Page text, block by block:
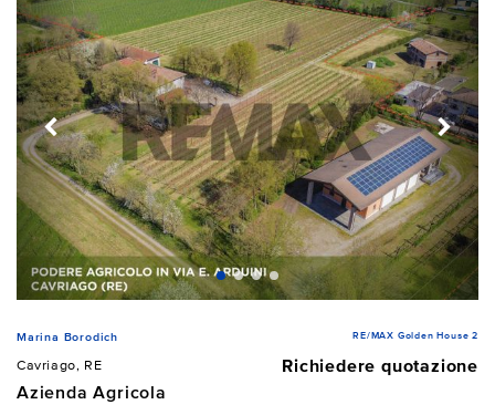
Marina Borodich RE/MAX Golden House 2
Cavriago, RE
Richiedere quotazione
Azienda Agricola